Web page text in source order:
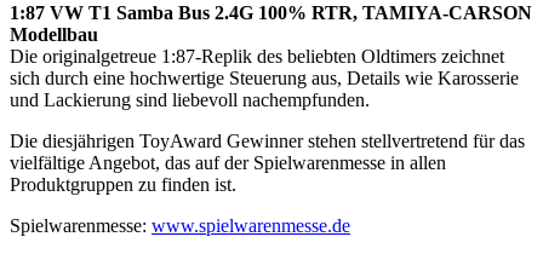
1:87 VW T1 Samba Bus 2.4G 100% RTR, TAMIYA-CARSON
Modellbau
Die originalgetreue 1:87-Replik des beliebten Oldtimers zeichnet
sich durch eine hochwertige Steuerung aus, Details wie Karosserie
und Lackierung sind liebevoll nachempfunden.
Die diesjährigen ToyAward Gewinner stehen stellvertretend für das
vielfältige Angebot, das auf der Spielwarenmesse in allen
Produktgruppen zu finden ist.
Spielwarenmesse: www.spielwarenmesse.de